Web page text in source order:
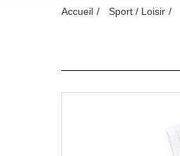
Accueil Sport / Loisir